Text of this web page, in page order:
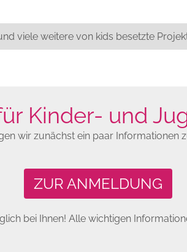
viele weitere von kids besetzte
Kinder- und
wir zunächst ein paar Informationen
ZUR ANMELDUNG
bei Ihnen! Alle wichtigen